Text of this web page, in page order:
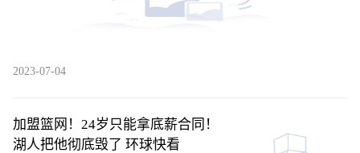
2023-07-04
加盟篮网！24岁只能拿底薪合同！
湖人把他彻底毁了 环球快看